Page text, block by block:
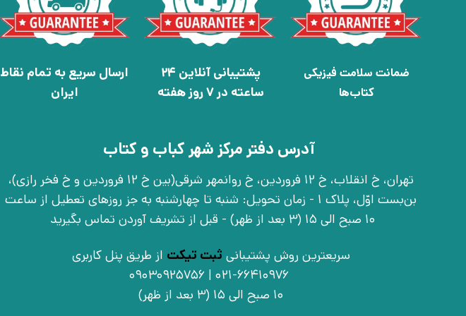
ضمانت سلامت فیزیکی
کتاب‌ها
پشتیبانی آنلاین 24
ساعته در 7 روز هفته
ارسال سریع به تمام نقاط
ایران
آدرس دفتر مرکز شهر کباب و کتاب
تهران، خ انقلاب، خ 12 فروردین، خ روانمهر شرقی(بین خ 12 فروردین و خ فخر رازی)،
بن‌بست اوّل، پلاک 1 - زمان تحویل: شنبه تا چهارشنبه به جز روزهای تعطیل از ساعت
10 صبح الی 15 (3 بعد از ظهر) - قبل از تشریف آوردن تماس بگیرید
سریعترین روش پشتیبانی ثبت تیکت از طریق پنل کاربری
10 صبح الی 15 (3 بعد از ظهر)